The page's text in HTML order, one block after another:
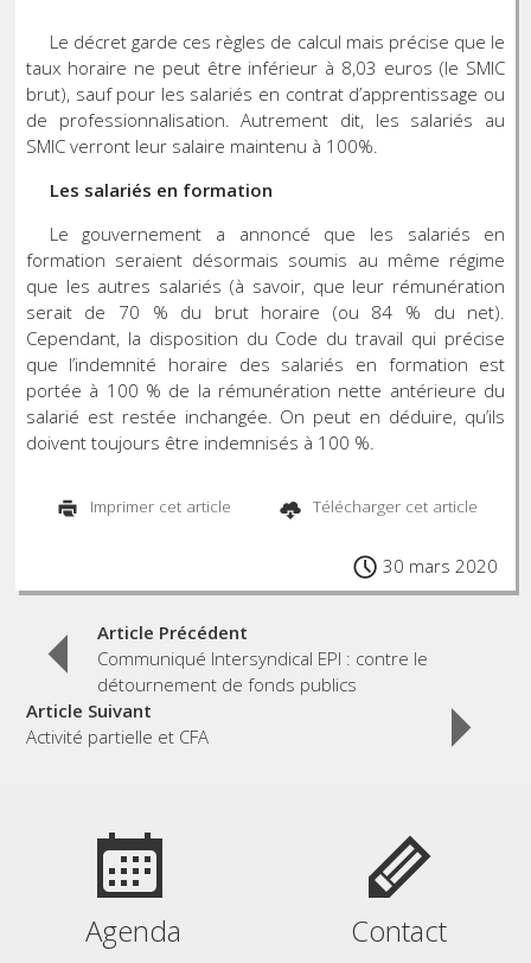
Le décret garde ces règles de calcul mais précise que le
taux horaire ne peut être inférieur à 8,03 euros (le SMIC
brut), sauf pour les salariés en contrat d’apprentissage ou
de professionnalisation. Autrement dit, les salariés au
SMIC verront leur salaire maintenu à 100%.
Les salariés en formation
Le gouvernement a annoncé que les salariés en
formation seraient désormais soumis au même régime
que les autres salariés (à savoir, que leur rémunération
serait de 70 % du brut horaire (ou 84 % du net).
Cependant, la disposition du Code du travail qui précise
que l’indemnité horaire des salariés en formation est
portée à 100 % de la rémunération nette antérieure du
salarié est restée inchangée. On peut en déduire, qu’ils
doivent toujours être indemnisés à 100 %.
Imprimer cet article Télécharger cet article
30 mars 2020
Post
navigation
Article Précédent
Communiqué Intersyndical EPI : contre le
détournement de fonds publics
Article Suivant
Activité partielle et CFA
Agenda Contact